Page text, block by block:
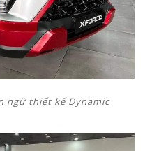
ngữ thiết kế Dynamic